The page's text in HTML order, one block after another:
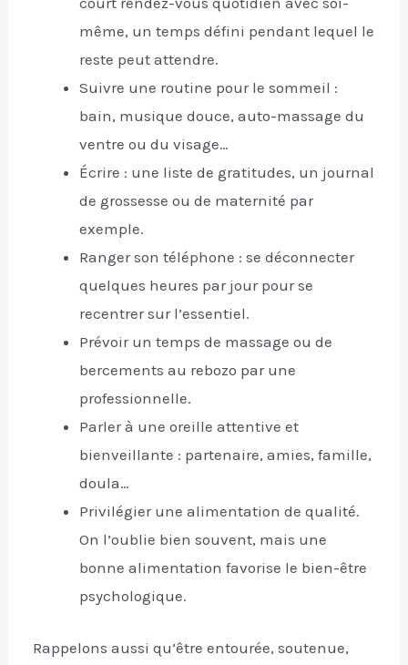
même, un temps défini pendant lequel le
reste peut attendre.
Suivre une routine pour le sommeil :
bain, musique douce, auto-massage du
ventre ou du visage…
Écrire : une liste de gratitudes, un journal
de grossesse ou de maternité par
exemple.
Ranger son téléphone : se déconnecter
quelques heures par jour pour se
recentrer sur l’essentiel.
Prévoir un temps de massage ou de
bercements au rebozo par une
professionnelle.
Parler à une oreille attentive et
bienveillante : partenaire, amies, famille,
doula…
Privilégier une alimentation de qualité.
On l’oublie bien souvent, mais une
bonne alimentation favorise le bien-être
psychologique.
Rappelons aussi qu’être entourée, soutenue,